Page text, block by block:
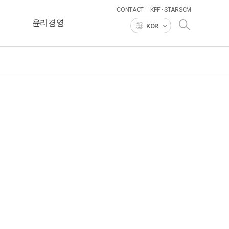
윤리경영
CONTACT · KPF · STARSCM
KOR